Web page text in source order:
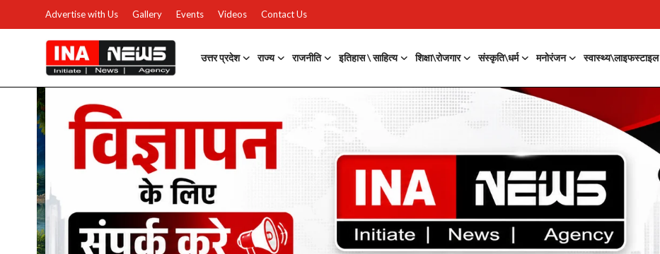
Advertise with Us Gallery Events Videos Contact Us
उत्तर प्रदेश राज्य राजनीति इतिहास \ साहित्य शिक्षा\रोजगार संस्कृति\धर्म मनोरंजन स्वास्थ्य\लाइफस्टाइल
उत्तर प्रदेश
Advertise with Us
Events
Gallery
राजनीति